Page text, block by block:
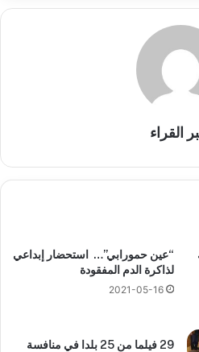
القراء
“عين حمورابي”… استحضار إبداعي
لذاكرة الدم المفقودة
2021-05-16
29 فيلما من 25 بلدا في منافسة